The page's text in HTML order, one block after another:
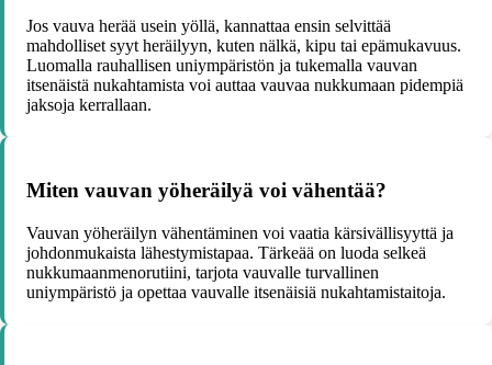
Jos vauva herää usein yöllä, kannattaa ensin selvittää
mahdolliset syyt heräilyyn, kuten nälkä, kipu tai epämukavuus.
Luomalla rauhallisen uniympäristön ja tukemalla vauvan
itsenäistä nukahtamista voi auttaa vauvaa nukkumaan pidempiä
jaksoja kerrallaan.
Miten vauvan yöheräilyä voi vähentää?
Vauvan yöheräilyn vähentäminen voi vaatia kärsivällisyyttä ja
johdonmukaista lähestymistapaa. Tärkeää on luoda selkeä
nukkumaanmenorutiini, tarjota vauvalle turvallinen
uniympäristö ja opettaa vauvalle itsenäisiä nukahtamistaitoja.